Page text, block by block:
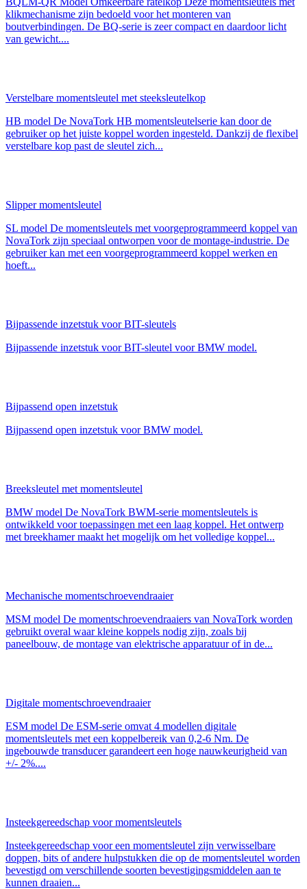
klikmechanisme zijn bedoeld voor het monteren van
boutverbindingen. De BQ-serie is zeer compact en daardoor licht
van gewicht....
Verstelbare momentsleutel met steeksleutelkop
HB model De NovaTork HB momentsleutelserie kan door de
gebruiker op het juiste koppel worden ingesteld. Dankzij de flexibel
verstelbare kop past de sleutel zich...
Slipper momentsleutel
SL model De momentsleutels met voorgeprogrammeerd koppel van
NovaTork zijn speciaal ontworpen voor de montage-industrie. De
gebruiker kan met een voorgeprogrammeerd koppel werken en
hoeft...
Bijpassende inzetstuk voor BIT-sleutels
Bijpassende inzetstuk voor BIT-sleutel voor BMW model.
Bijpassend open inzetstuk
Bijpassend open inzetstuk voor BMW model.
Breeksleutel met momentsleutel
BMW model De NovaTork BWM-serie momentsleutels is
ontwikkeld voor toepassingen met een laag koppel. Het ontwerp
met breekhamer maakt het mogelijk om het volledige koppel...
Mechanische momentschroevendraaier
MSM model De momentschroevendraaiers van NovaTork worden
gebruikt overal waar kleine koppels nodig zijn, zoals bij
paneelbouw, de montage van elektrische apparatuur of in de...
Digitale momentschroevendraaier
ESM model De ESM-serie omvat 4 modellen digitale
momentsleutels met een koppelbereik van 0,2-6 Nm. De
ingebouwde transducer garandeert een hoge nauwkeurigheid van
+/- 2%....
Insteekgereedschap voor momentsleutels
Insteekgereedschap voor een momentsleutel zijn verwisselbare
doppen, bits of andere hulpstukken die op de momentsleutel worden
bevestigd om verschillende soorten bevestigingsmiddelen aan te
kunnen draaien...